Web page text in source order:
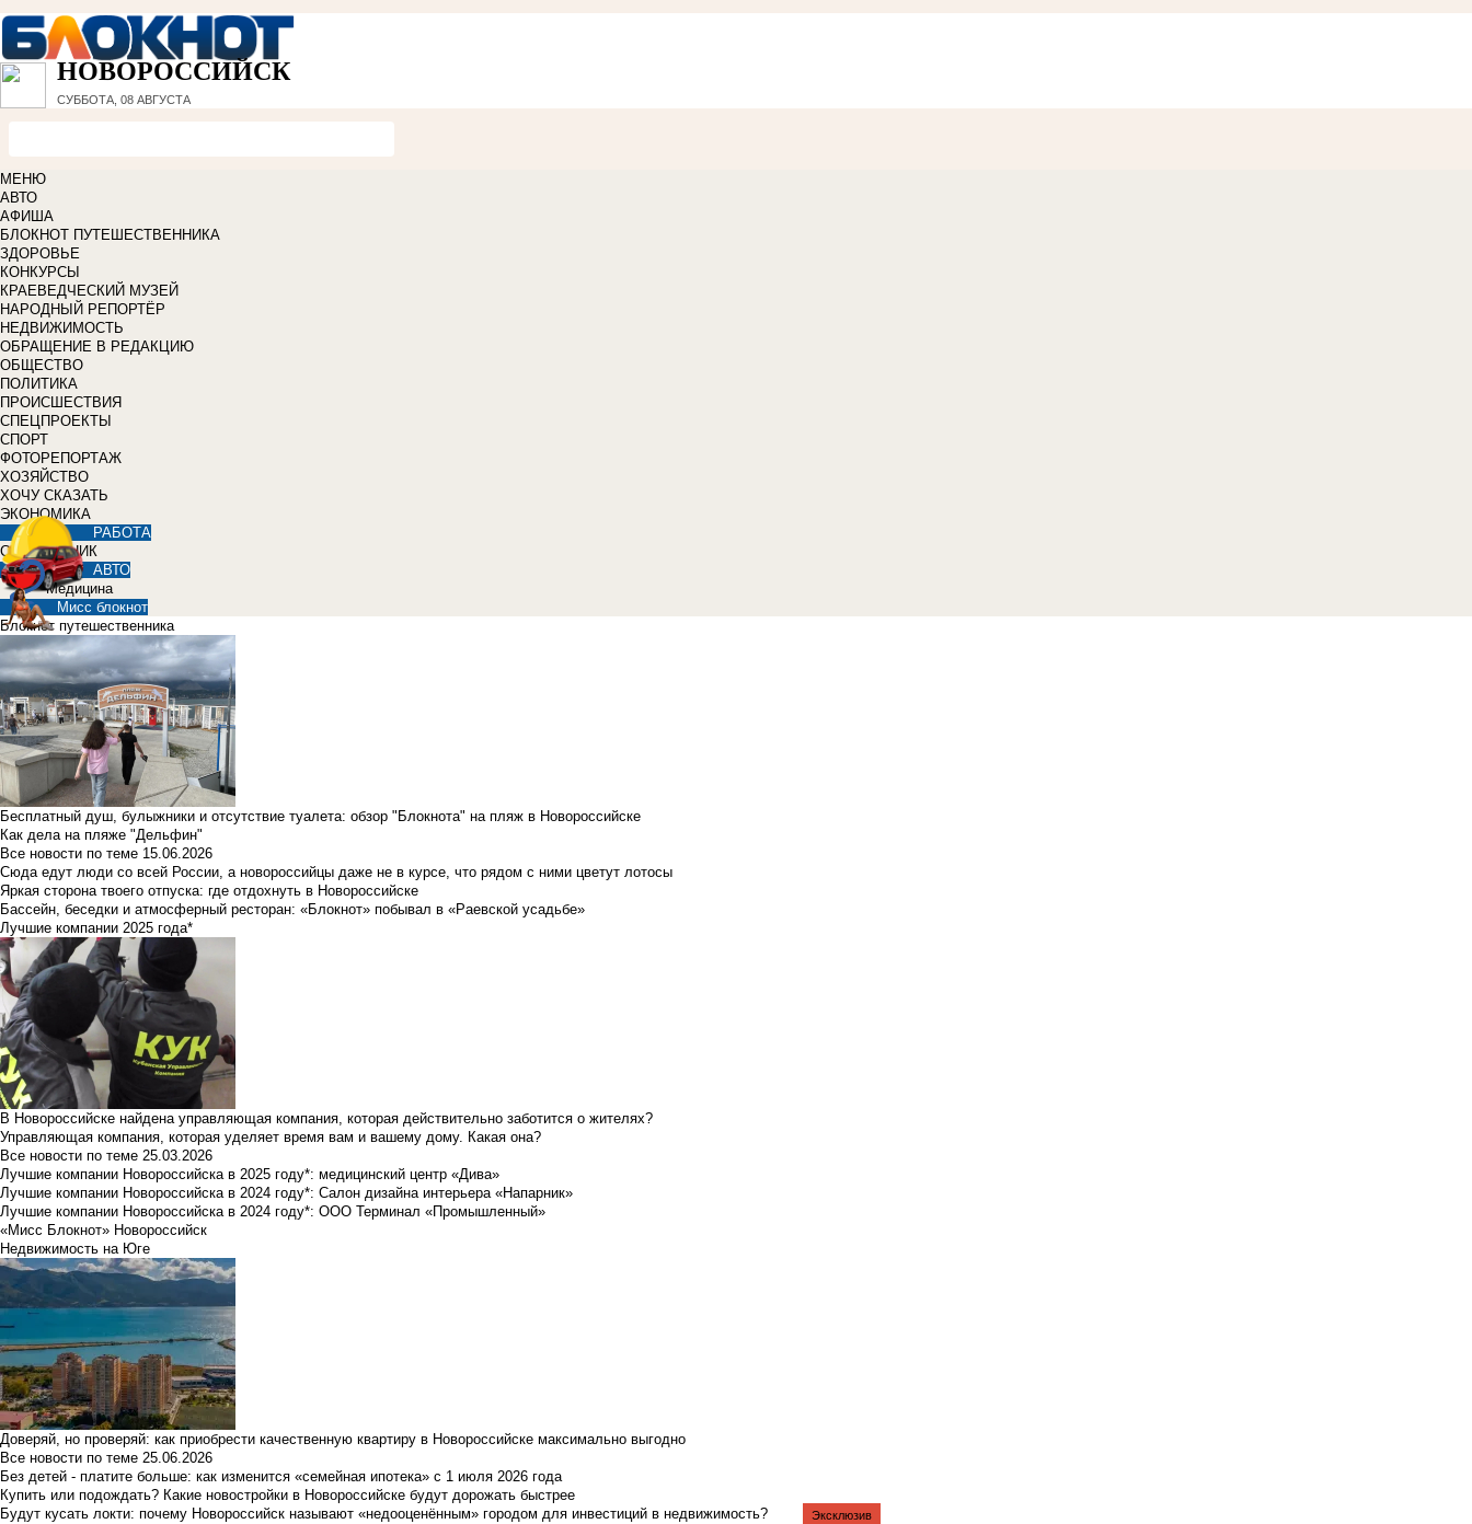
НОВОРОССИЙСК
СУББОТА, 08 АВГУСТА
МЕНЮ
АВТО
АФИША
БЛОКНОТ ПУТЕШЕСТВЕННИКА
ЗДОРОВЬЕ
КОНКУРСЫ
КРАЕВЕДЧЕСКИЙ МУЗЕЙ
НАРОДНЫЙ РЕПОРТЁР
НЕДВИЖИМОСТЬ
ОБРАЩЕНИЕ В РЕДАКЦИЮ
ОБЩЕСТВО
ПОЛИТИКА
ПРОИСШЕСТВИЯ
СПЕЦПРОЕКТЫ
СПОРТ
ФОТОРЕПОРТАЖ
ХОЗЯЙСТВО
ХОЧУ СКАЗАТЬ
ЭКОНОМИКА
РАБОТА
СПРАВОЧНИК
АВТО
Медицина
Мисс блокнот
Блокнот путешественника
Бесплатный душ, булыжники и отсутствие туалета: обзор "Блокнота" на пляж в Новороссийске
Как дела на пляже "Дельфин"
Все новости по теме 15.06.2026
Сюда едут люди со всей России, а новороссийцы даже не в курсе, что рядом с ними цветут лотосы
Яркая сторона твоего отпуска: где отдохнуть в Новороссийске
Бассейн, беседки и атмосферный ресторан: «Блокнот» побывал в «Раевской усадьбе»
Лучшие компании 2025 года*
В Новороссийске найдена управляющая компания, которая действительно заботится о жителях?
Управляющая компания, которая уделяет время вам и вашему дому. Какая она?
Все новости по теме 25.03.2026
Лучшие компании Новороссийска в 2025 году*: медицинский центр «Дива»
Лучшие компании Новороссийска в 2024 году*: Салон дизайна интерьера «Напарник»
Лучшие компании Новороссийска в 2024 году*: ООО Терминал «Промышленный»
«Мисс Блокнот» Новороссийск
Недвижимость на Юге
Доверяй, но проверяй: как приобрести качественную квартиру в Новороссийске максимально выгодно
Все новости по теме 25.06.2026
Без детей - платите больше: как изменится «семейная ипотека» с 1 июля 2026 года
Купить или подождать? Какие новостройки в Новороссийске будут дорожать быстрее
Будут кусать локти: почему Новороссийск называют «недооценённым» городом для инвестиций в недвижимость?
Эксклюзив